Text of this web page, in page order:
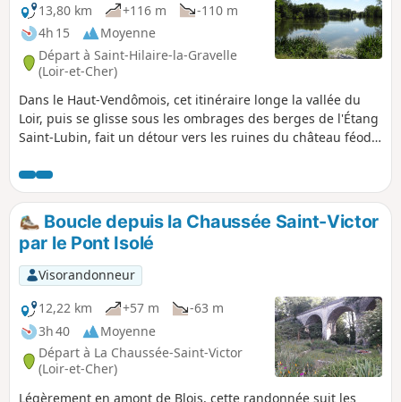
13,80 km
+116 m
-110 m
4h 15
Moyenne
Départ à Saint-Hilaire-la-Gravelle
(Loir-et-Cher)
Dans le Haut-Vendômois, cet itinéraire longe la vallée du
Loir, puis se glisse sous les ombrages des berges de l'Étang
Saint-Lubin, fait un détour vers les ruines du château féodal
paysage vallonné, pour retrouver le joli village de Saint-
Hilaire-la-Gravelle.
Boucle depuis la Chaussée Saint-Victor
par le Pont Isolé
Visorandonneur
12,22 km
+57 m
-63 m
3h 40
Moyenne
Départ à La Chaussée-Saint-Victor
(Loir-et-Cher)
Légèrement en amont de Blois, cette randonnée suit les